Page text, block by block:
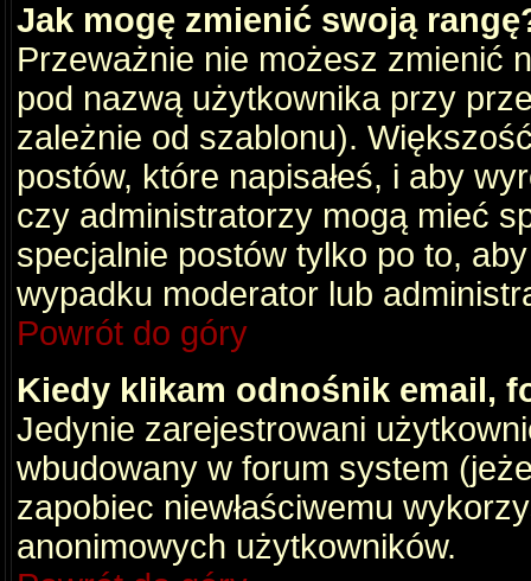
Jak mogę zmienić swoją
Przeważnie nie możesz zmienić
pod nazwą użytkownika przy
zależnie od szablonu).
postów, które napisałeś, i aby
czy administratorzy mogą mieć
specjalnie postów tylko po to,
wypadku moderator lub
Powrót do góry
Kiedy klikam odnośnik email,
Jedynie zarejestrowani
wbudowany w forum system
zapobiec niewłaściwemu
anonimowych użytkowników.